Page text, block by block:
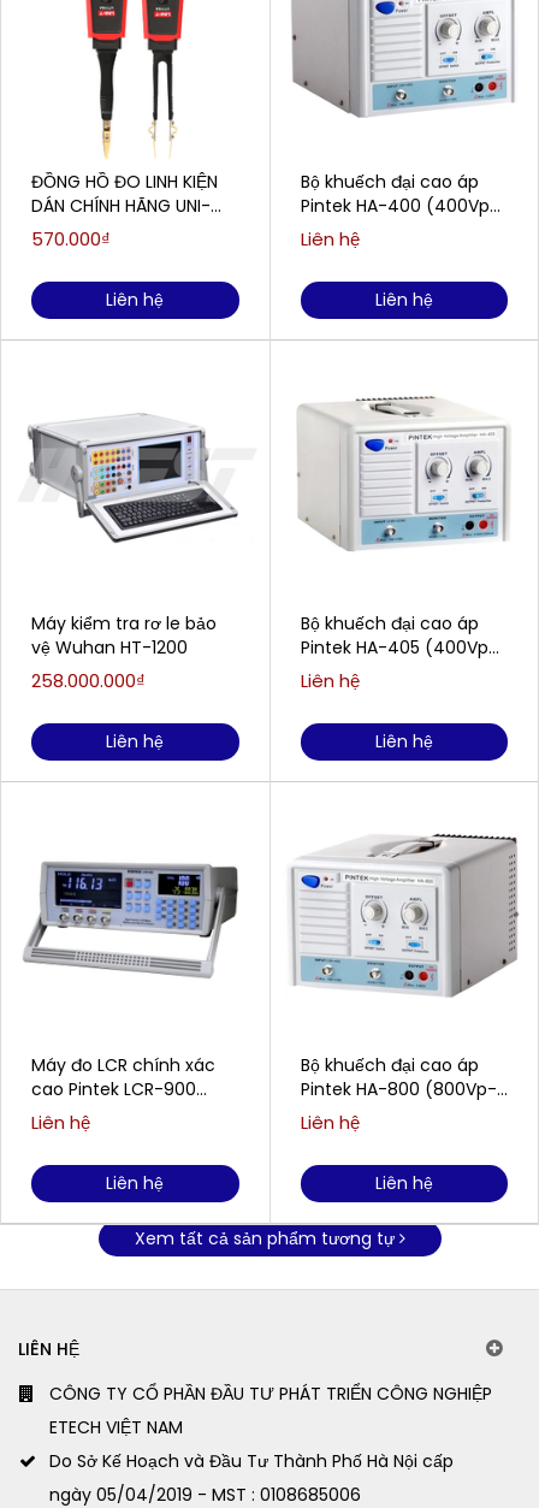
ĐỒNG HỒ ĐO LINH KIỆN
DÁN CHÍNH HÃNG UNI-
TREND UT116A
570.000₫
Liên hệ
Máy kiểm tra rơ le bảo
vệ Wuhan HT-1200
258.000.000₫
Liên hệ
Máy đo LCR chính xác
cao Pintek LCR-900
(100Hz-100kHz)
Liên hệ
Liên hệ
Bộ khuếch đại cao áp
Pintek HA-400 (400Vp-
p / 80mA)
Liên hệ
Liên hệ
Bộ khuếch đại cao áp
Pintek HA-405 (400Vp-
p / 200mA)
Liên hệ
Liên hệ
Bộ khuếch đại cao áp
Pintek HA-800 (800Vp-p
/ 35mA)
Liên hệ
Liên hệ
Xem tất cả sản phẩm tương tự
LIÊN HỆ
CÔNG TY CỔ PHẦN ĐẦU TƯ PHÁT TRIỂN CÔNG NGHIỆP
ETECH VIỆT NAM
Do Sở Kế Hoạch và Đầu Tư Thành Phố Hà Nội cấp
ngày 05/04/2019 - MST : 0108685006